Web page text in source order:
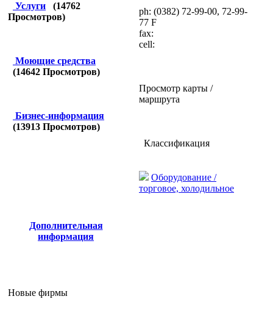
Услуги (14762
Просмотров)
Моющие средства
(14642 Просмотров)
Бизнес-информация
(13913 Просмотров)
Дополнительная
информация
Новые фирмы
ph: (0382) 72-99-00, 72-99-
77 F
fax:
cell:
Просмотр карты /
маршрута
Классификация
Оборудование /
торговое, холодильное